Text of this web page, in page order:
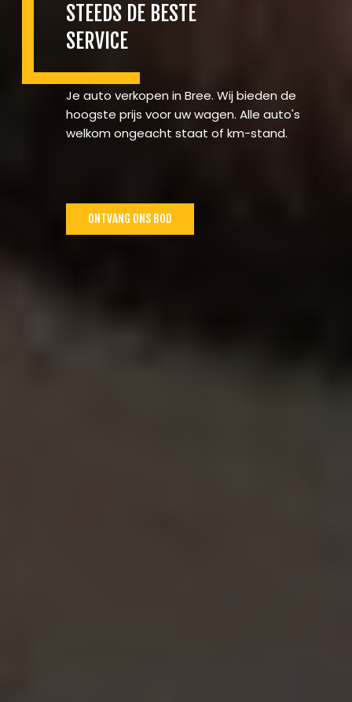
STEEDS DE BESTE
SERVICE
Je auto verkopen in Bree. Wij bieden de
hoogste prijs voor uw wagen. Alle auto's
welkom ongeacht staat of km-stand.
ONTVANG ONS BOD